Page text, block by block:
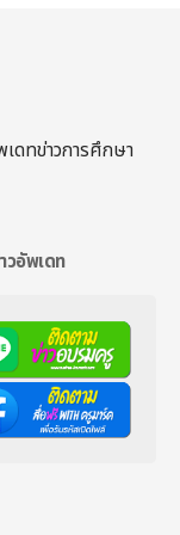
ดทข่าวการศึกษา
วอัพเดท